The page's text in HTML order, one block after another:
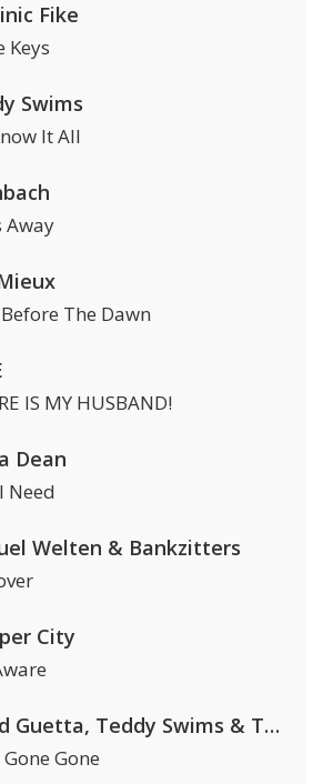
Fike
Keys
Swims
It All
Away
The Dawn
IS MY HUSBAND!
Dean
Need
Welten & Bankzitters
City
David Guetta, Teddy Swims & Tones And I
Gone